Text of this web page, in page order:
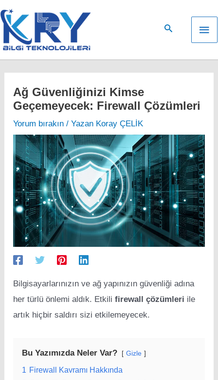
İçeriğe
atla
Ağ Güvenliğinizi Kimse
Geçemeyecek: Firewall Çözümleri
Yorum bırakın / Yazan Koray ÇELİK
Bilgisayarlarınızın ve ağ yapınızın güvenliği adına
her türlü önlemi aldık. Etkili firewall çözümleri ile
artık hiçbir saldırı sizi etkilemeyecek.
Bu Yazımızda Neler Var? Gizle
1 Firewall Kavramı Hakkında